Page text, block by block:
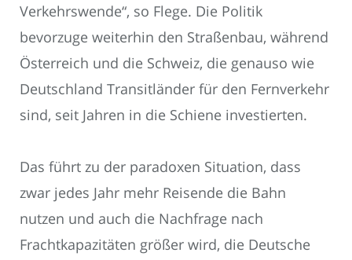
Verkehrswende“, so Flege. Die Politik
bevorzuge weiterhin den Straßenbau, während
Österreich und die Schweiz, die genauso wie
Deutschland Transitländer für den Fernverkehr
sind, seit Jahren in die Schiene investierten.
Das führt zu der paradoxen Situation, dass
zwar jedes Jahr mehr Reisende die Bahn
nutzen und auch die Nachfrage nach
Frachtkapazitäten größer wird, die Deutsche